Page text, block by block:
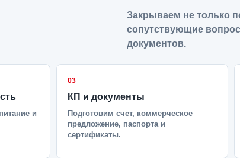
Закрываем не только
сопутствующие
документов.
и
03
КП и документы
Подготовим счет, коммерческое
предложение, паспорта и
сертификаты.